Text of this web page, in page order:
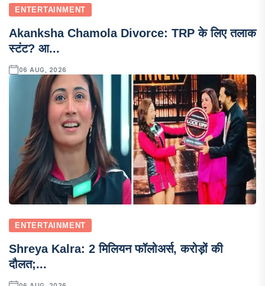
ENTERTAINMENT
Akanksha Chamola Divorce: TRP के लिए तलाक
स्टंट? आ...
06 AUG, 2026
ENTERTAINMENT
Shreya Kalra: 2 मिलियन फॉलोअर्स, करोड़ों की
दौलत;...